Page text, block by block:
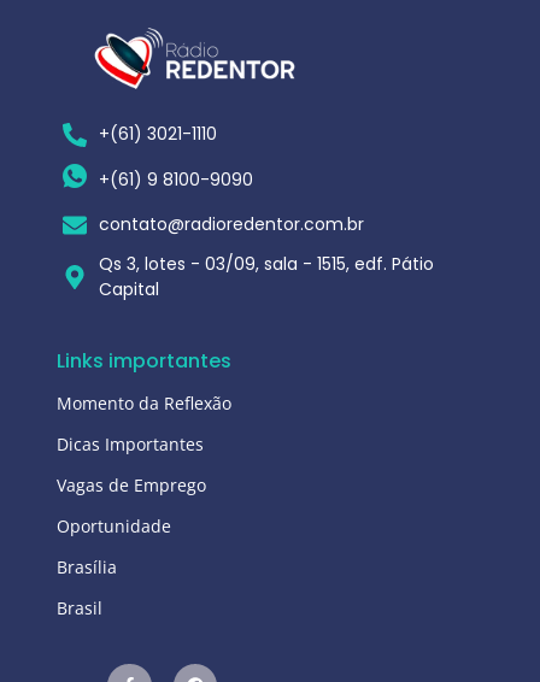
+(61) 3021-1110
+(61) 9 8100-9090
contato@radioredentor.com.br
Qs 3, lotes - 03/09, sala - 1515, edf. Pátio
Capital
Links importantes
Momento da Reflexão
Dicas Importantes
Vagas de Emprego
Oportunidade
Brasília
Brasil